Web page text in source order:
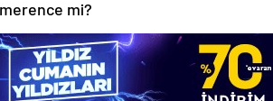
mi?